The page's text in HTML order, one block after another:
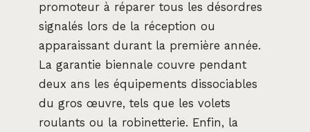
promoteur à réparer tous les désordres
signalés lors de la réception ou
apparaissant durant la première année.
La garantie biennale couvre pendant
deux ans les équipements dissociables
du gros œuvre, tels que les volets
roulants ou la robinetterie. Enfin, la